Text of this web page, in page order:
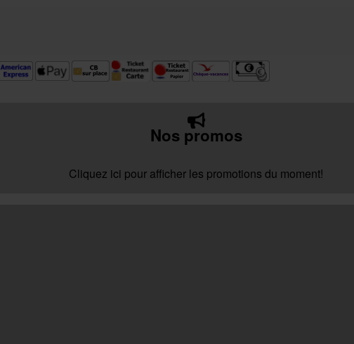
Nos promos
Cliquez ici pour afficher les promotions du moment!